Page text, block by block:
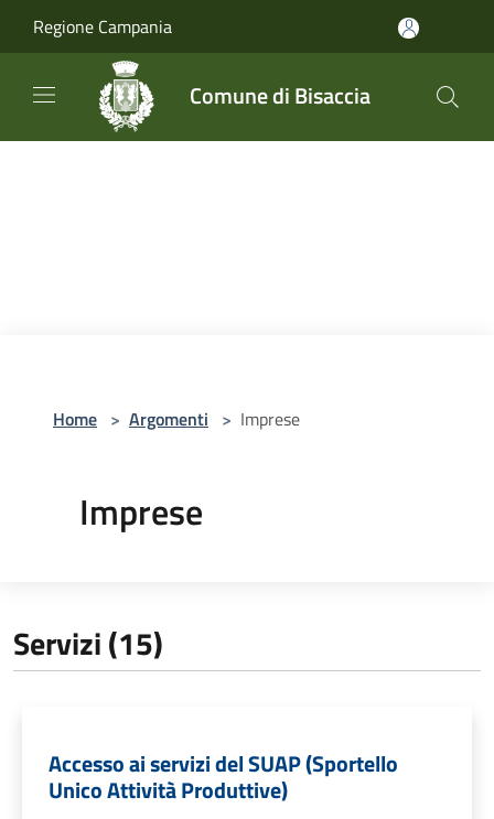
Regione Campania
Comune di Bisaccia
Home > Argomenti > Imprese
Imprese
Servizi (15)
Accesso ai servizi del SUAP (Sportello
Unico Attività Produttive)